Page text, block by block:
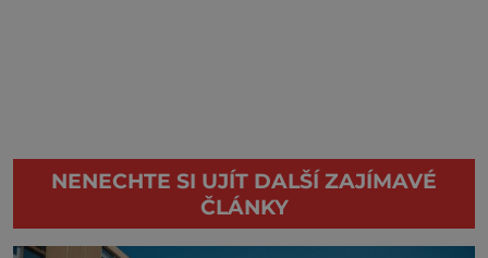
NENECHTE SI UJÍT DALŠÍ ZAJÍMAVÉ
ČLÁNKY